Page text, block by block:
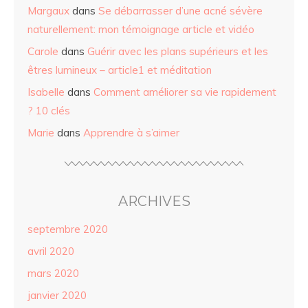
Margaux dans Se débarrasser d’une acné sévère
naturellement: mon témoignage article et vidéo
Carole dans Guérir avec les plans supérieurs et les
êtres lumineux – article1 et méditation
Isabelle dans Comment améliorer sa vie rapidement
? 10 clés
Marie dans Apprendre à s’aimer
ARCHIVES
septembre 2020
avril 2020
mars 2020
janvier 2020